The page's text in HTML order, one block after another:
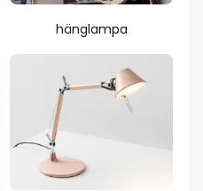
hänglampa